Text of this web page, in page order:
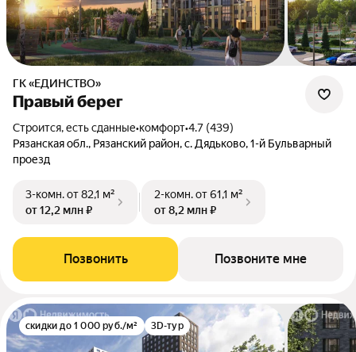
ГК «ЕДИНСТВО»
Правый берег
Строится, есть сданные•комфорт•4.7 (439)
Рязанская обл., Рязанский район, с. Дядьково, 1-й Бульварный
проезд
3-комн.от 82,1 м²
от 12,2 млн ₽
2-комн.от 61,1 м²
от 8,2 млн ₽
Позвонить Позвоните мне
скидки до 1 000 руб./м² 3D-тур